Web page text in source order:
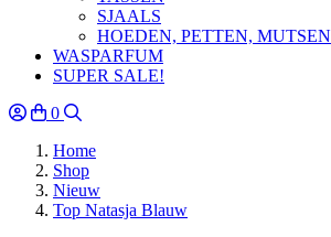
SJAALS
HOEDEN, PETTEN, MUTSEN
WASPARFUM
SUPER SALE!
0
Home
Shop
Nieuw
Top Natasja Blauw